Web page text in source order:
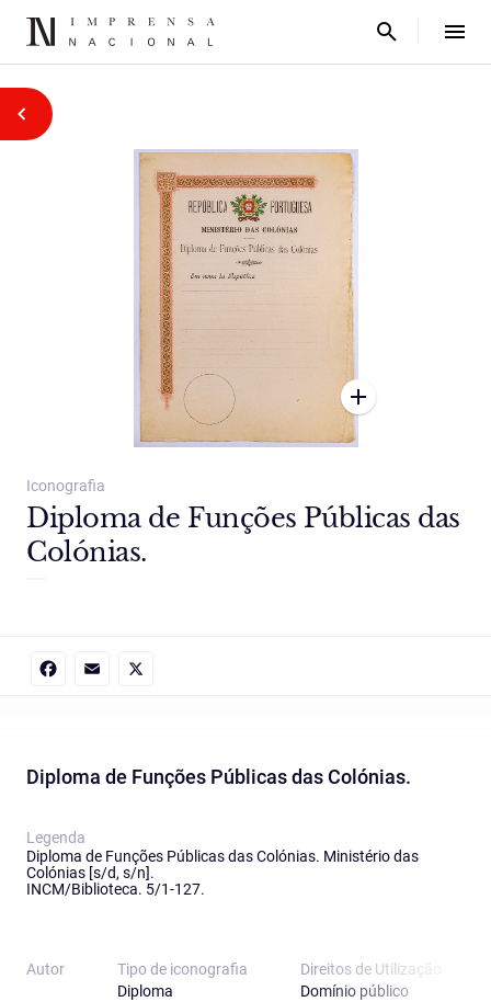
Iconografia
Diploma de Funções Públicas das
Colónias.
Diploma de Funções Públicas das Colónias.
Legenda
Diploma de Funções Públicas das Colónias. Ministério das
Colónias [s/d, s/n].
INCM/Biblioteca. 5/1-127.
Autor
Tipo de iconografia
Diploma
Direitos de Utilização
Domínio público